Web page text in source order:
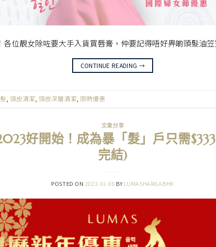
位靚女除咗要大手入貨買唇膏，仲要記得唔好畀啲頭髮油
CONTINUE READING →
, 頭皮清潔, 頭皮深層清潔, 限時優惠
文章分享
好開始！成為暴「髮」戶只需
完結)
POSTED ON 2023-01-06 BYLUMASHAIRLABHK